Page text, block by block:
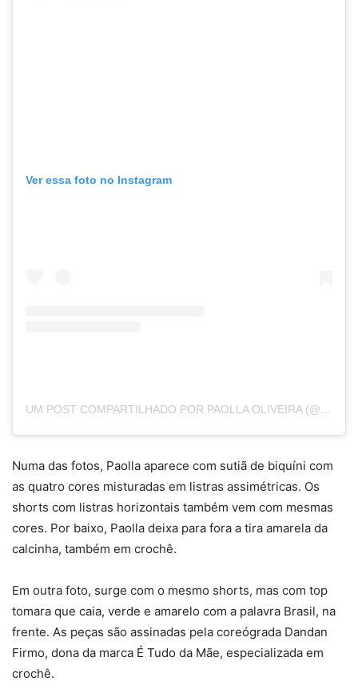
Ver essa foto no Instagram
UM POST COMPARTILHADO POR PAOLLA OLIVEIRA (@PAOLLAOLIVEIRAREAL)
Numa das fotos, Paolla aparece com sutiã de biquíni com
as quatro cores misturadas em listras assimétricas. Os
shorts com listras horizontais também vem com mesmas
cores. Por baixo, Paolla deixa para fora a tira amarela da
calcinha, também em crochê.
Em outra foto, surge com o mesmo shorts, mas com top
tomara que caia, verde e amarelo com a palavra Brasil, na
frente. As peças são assinadas pela coreógrada Dandan
Firmo, dona da marca É Tudo da Mãe, especializada em
crochê.